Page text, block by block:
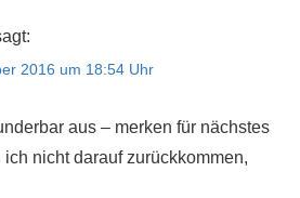
2016 um 18:54 Uhr
aus – merken für nächstes
nicht darauf zurückkommen,